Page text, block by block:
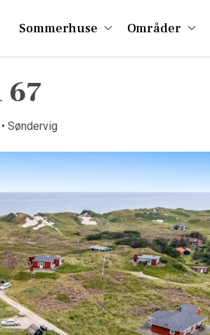
Sommerhuse Områder
67
Søndervig